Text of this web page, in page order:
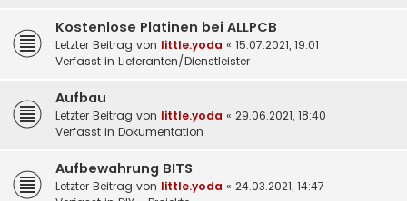
Kostenlose Platinen bei ALLPCB
Letzter Beitrag von little.yoda « 15.07.2021, 19:01
Verfasst in Lieferanten/Dienstleister
Aufbau
Letzter Beitrag von little.yoda « 29.06.2021, 18:40
Verfasst in Dokumentation
Aufbewahrung BITS
Letzter Beitrag von little.yoda « 24.03.2021, 14:47